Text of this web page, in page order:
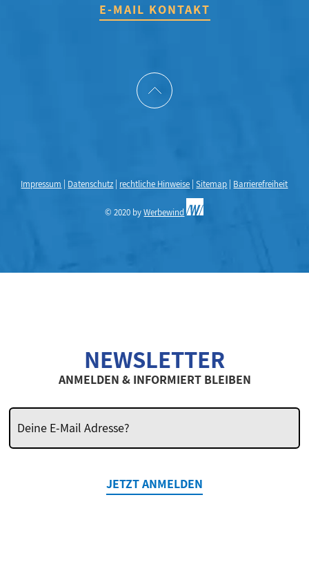
E-MAIL KONTAKT
Impressum Datenschutz rechtliche Hinweise |Sitemap Barrierefreiheit
© 2020 byWerbewind
NEWSLETTER
ANMELDEN & INFORMIERT BLEIBEN
JETZT ANMELDEN